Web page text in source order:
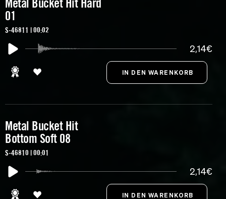
Metal Bucket Hit Hard
01
S-46811 | 00:02
2,14€
Metal Bucket Hit
Bottom Soft 08
S-46810 | 00:01
2,14€